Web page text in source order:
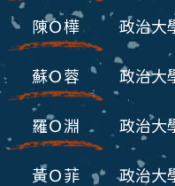
陳Ｏ樺 政治大
蘇Ｏ蓉 政治大
羅Ｏ淵 政治大
黃Ｏ菲 政治大